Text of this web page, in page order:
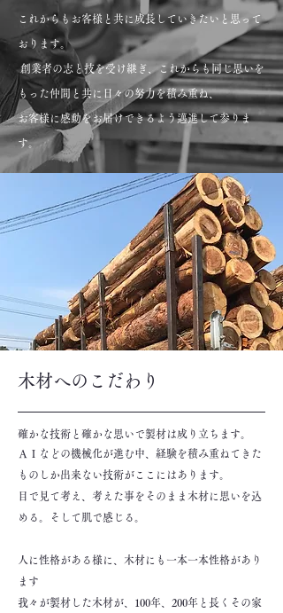
これからもお客様と共に成長していきたいと思って
おります。
創業者の志と技を受け継ぎ、これからも同じ思いを
もった仲間と共に日々の努力を積み重ね、
お客様に感動をお届けできるよう邁進して参りま
す。
木材へのこだわり
確かな技術と確かな思いで製材は成り立ちます。
ＡＩなどの機械化が進む中、経験を積み重ねてきた
ものしか出来ない技術がここにはあります。
目で見て考え、考えた事をそのまま木材に思いを込
める。そして肌で感じる。
人に性格がある様に、木材にも一本一本性格があり
ます
我々が製材した木材が、100年、200年と長くその家